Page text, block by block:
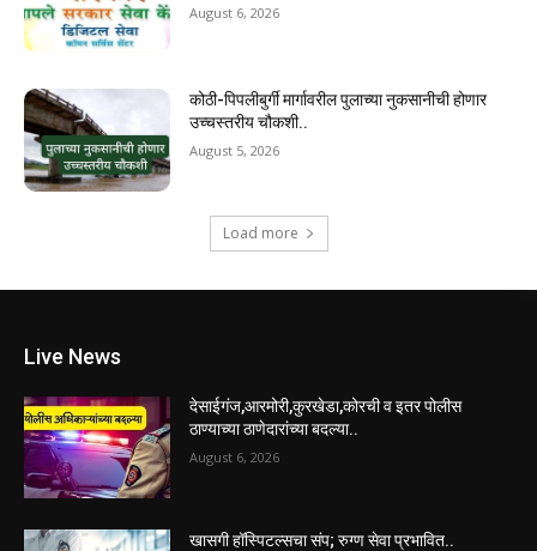
August 6, 2026
कोठी-पिपलीबुर्गी मार्गावरील पुलाच्या नुकसानीची होणार
उच्चस्तरीय चौकशी..
August 5, 2026
Load more
Live News
देसाईगंज,आरमोरी,कुरखेडा,कोरची व इतर पोलीस
ठाण्याच्या ठाणेदारांच्या बदल्या..
August 6, 2026
खासगी हॉस्पिटल्सचा संप; रुग्ण सेवा प्रभावित..